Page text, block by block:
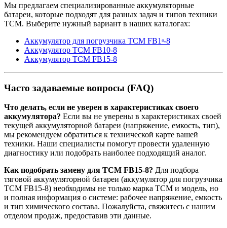
Мы предлагаем специализированные аккумуляторные
батареи, которые подходят для разных задач и типов техники
TCM. Выберите нужный вариант в наших каталогах:
Аккумулятор для погрузчика TCM FB1ᵃ-8
Аккумулятор TCM FB10-8
Аккумулятор TCM FB15-8
Часто задаваемые вопросы (FAQ)
Что делать, если не уверен в характеристиках своего
аккумулятора? Если вы не уверены в характеристиках своей
текущей аккумуляторной батареи (напряжение, емкость, тип),
мы рекомендуем обратиться к технической карте вашей
техники. Наши специалисты помогут провести удаленную
диагностику или подобрать наиболее подходящий аналог.
Как подобрать замену для TCM FB15-8? Для подбора
тяговой аккумуляторной батареи (аккумулятор для погрузчика
TCM FB15-8) необходимы не только марка TCM и модель, но
и полная информация о системе: рабочее напряжение, емкость
и тип химического состава. Пожалуйста, свяжитесь с нашим
отделом продаж, предоставив эти данные.